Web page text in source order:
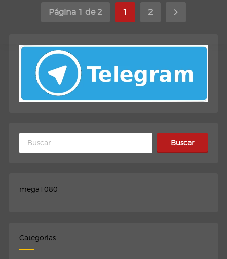
Página 1 de 2 1 2
Buscar:
mega1080
Categorias